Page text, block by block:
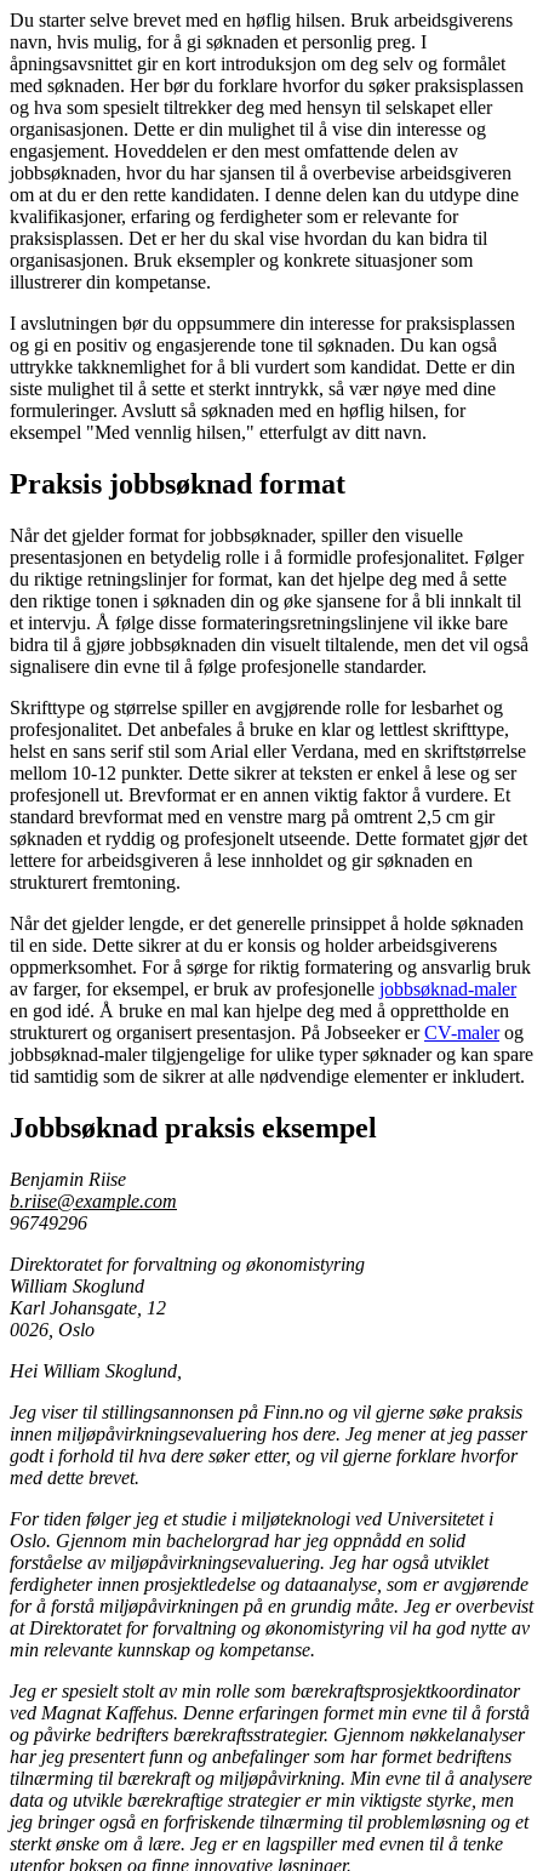
Du starter selve brevet med en høflig hilsen. Bruk arbeidsgiverens
navn, hvis mulig, for å gi søknaden et personlig preg. I
åpningsavsnittet gir en kort introduksjon om deg selv og formålet
med søknaden. Her bør du forklare hvorfor du søker praksisplassen
og hva som spesielt tiltrekker deg med hensyn til selskapet eller
organisasjonen. Dette er din mulighet til å vise din interesse og
engasjement. Hoveddelen er den mest omfattende delen av
jobbsøknaden, hvor du har sjansen til å overbevise arbeidsgiveren
om at du er den rette kandidaten. I denne delen kan du utdype dine
kvalifikasjoner, erfaring og ferdigheter som er relevante for
praksisplassen. Det er her du skal vise hvordan du kan bidra til
organisasjonen. Bruk eksempler og konkrete situasjoner som
illustrerer din kompetanse.
I avslutningen bør du oppsummere din interesse for praksisplassen
og gi en positiv og engasjerende tone til søknaden. Du kan også
uttrykke takknemlighet for å bli vurdert som kandidat. Dette er din
siste mulighet til å sette et sterkt inntrykk, så vær nøye med dine
formuleringer. Avslutt så søknaden med en høflig hilsen, for
eksempel "Med vennlig hilsen," etterfulgt av ditt navn.
Praksis jobbsøknad format
Når det gjelder format for jobbsøknader, spiller den visuelle
presentasjonen en betydelig rolle i å formidle profesjonalitet. Følger
du riktige retningslinjer for format, kan det hjelpe deg med å sette
den riktige tonen i søknaden din og øke sjansene for å bli innkalt til
et intervju. Å følge disse formateringsretningslinjene vil ikke bare
bidra til å gjøre jobbsøknaden din visuelt tiltalende, men det vil også
signalisere din evne til å følge profesjonelle standarder.
Skrifttype og størrelse spiller en avgjørende rolle for lesbarhet og
profesjonalitet. Det anbefales å bruke en klar og lettlest skrifttype,
helst en sans serif stil som Arial eller Verdana, med en skriftstørrelse
mellom 10-12 punkter. Dette sikrer at teksten er enkel å lese og ser
profesjonell ut. Brevformat er en annen viktig faktor å vurdere. Et
standard brevformat med en venstre marg på omtrent 2,5 cm gir
søknaden et ryddig og profesjonelt utseende. Dette formatet gjør det
lettere for arbeidsgiveren å lese innholdet og gir søknaden en
strukturert fremtoning.
Når det gjelder lengde, er det generelle prinsippet å holde søknaden
til en side. Dette sikrer at du er konsis og holder arbeidsgiverens
oppmerksomhet. For å sørge for riktig formatering og ansvarlig bruk
av farger, for eksempel, er bruk av profesjonelle jobbsøknad-maler
en god idé. Å bruke en mal kan hjelpe deg med å opprettholde en
strukturert og organisert presentasjon. På Jobseeker erCV-malerog
jobbsøknad-maler tilgjengelige for ulike typer søknader og kan spare
tid samtidig som de sikrer at alle nødvendige elementer er inkludert.
Jobbsøknad praksis eksempel
Benjamin Riise
b.riise@example.com
96749296
Direktoratet for forvaltning og økonomistyring
William Skoglund
Karl Johansgate, 12
0026, Oslo
Hei William Skoglund,
Jeg viser til stillingsannonsen på Finn.no og vil gjerne søke praksis
innen miljøpåvirkningsevaluering hos dere. Jeg mener at jeg passer
godt i forhold til hva dere søker etter, og vil gjerne forklare hvorfor
med dette brevet.
For tiden følger jeg et studie i miljøteknologi ved Universitetet i
Oslo. Gjennom min bachelorgrad har jeg oppnådd en solid
forståelse av miljøpåvirkningsevaluering. Jeg har også utviklet
ferdigheter innen prosjektledelse og dataanalyse, som er avgjørende
for å forstå miljøpåvirkningen på en grundig måte. Jeg er overbevist
at Direktoratet for forvaltning og økonomistyring vil ha god nytte av
min relevante kunnskap og kompetanse.
Jeg er spesielt stolt av min rolle som bærekraftsprosjektkoordinator
ved Magnat Kaffehus. Denne erfaringen formet min evne til å forstå
og påvirke bedrifters bærekraftsstrategier. Gjennom nøkkelanalyser
har jeg presentert funn og anbefalinger som har formet bedriftens
tilnærming til bærekraft og miljøpåvirkning. Min evne til å analysere
data og utvikle bærekraftige strategier er min viktigste styrke, men
jeg bringer også en forfriskende tilnærming til problemløsning og et
sterkt ønske om å lære. Jeg er en lagspiller med evnen til å tenke
utenfor boksen og finne innovative løsninger.